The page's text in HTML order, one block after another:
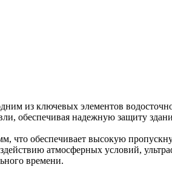
из ключевых элементов
обеспечивая надежную защиту
что обеспечивает высокую
атмосферных условий,
времени.